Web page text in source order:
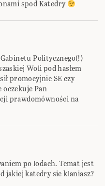
spod Katedry
Politycznego(!)
Woli pod hasłem
promocyjnie SE czy
oczekuje Pan
prawdomówności na
po lodach. Temat jest
jakiej katedry sie klaniasz?